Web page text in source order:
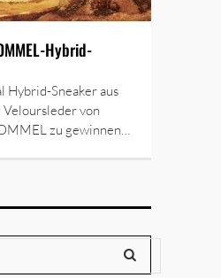
Hybrid-
Hybrid-Sneaker aus
von
zu gewinnen…